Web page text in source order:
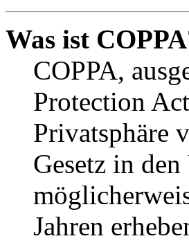
Was ist
COPPA,
Protection
Privatsphäre
Gesetz in
Jahren